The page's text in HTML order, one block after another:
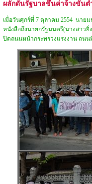
ผลักดันรัฐบาลขึ้นค่าจ้างขั้นต่
เมื่อวันศุกร์ที่ 7 ตุลาคม 2554 นาย
หนังสือถึงนายกรัฐมนตรี(นางสาว
ปิดถนนหน้ากระทรวงแรงงาน ถน